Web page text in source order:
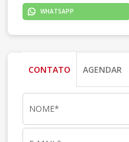
WHATSAPP
CONTATO AGENDAR